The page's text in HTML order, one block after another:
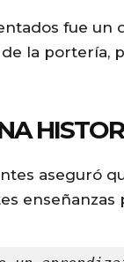
fue un
la portería,
aseguró
enseñanzas